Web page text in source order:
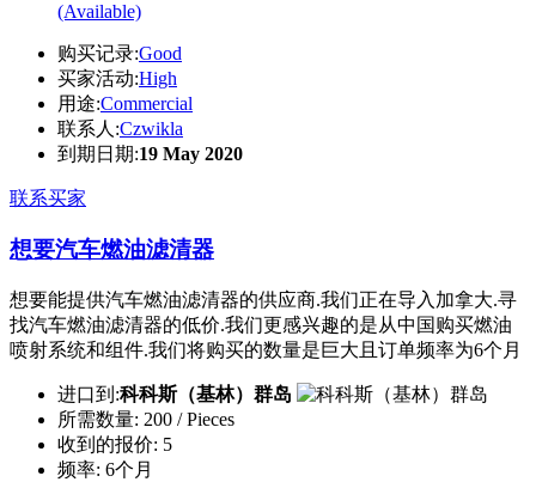
(Available)
购买记录:Good
买家活动:High
用途:Commercial
联系人:Czwikla
到期日期:19 May 2020
联系买家
想要汽车燃油滤清器
想要能提供汽车燃油滤清器的供应商.我们正在导入加拿大.寻
找汽车燃油滤清器的低价.我们更感兴趣的是从中国购买燃油
喷射系统和组件.我们将购买的数量是巨大且订单频率为6个月
进口到:科科斯（基林）群岛
所需数量: 200 / Pieces
收到的报价: 5
频率: 6个月